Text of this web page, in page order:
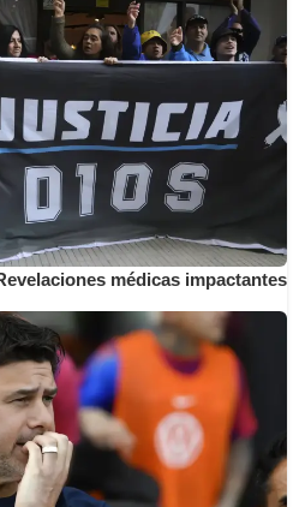
médicas impactantes